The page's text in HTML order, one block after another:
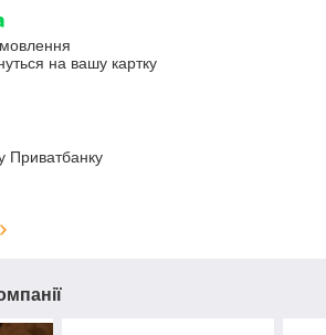
на вашу картку
Приватбанку